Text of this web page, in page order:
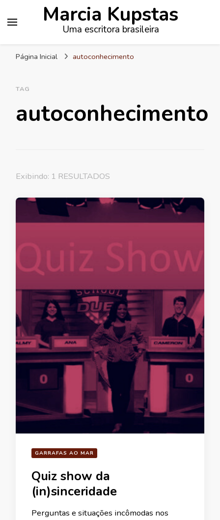
Marcia Kupstas
Uma escritora brasileira
Página Inicial autoconhecimento
TAG
autoconhecimento
Exibindo: 1 RESULTADOS
GARRAFAS AO MAR
Quiz show da
(in)sinceridade
Perguntas e situações incômodas nos